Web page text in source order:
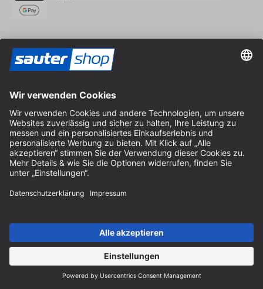
Versand
Kontakt
Fachberatung
+49 (0) 8152 92898-80
info@sautershop.de
Service-Hotline
Telefonzeit Montag bis Freitag
08:30 - 12:30 Uhr & 14:00 - 16:30 Uhr